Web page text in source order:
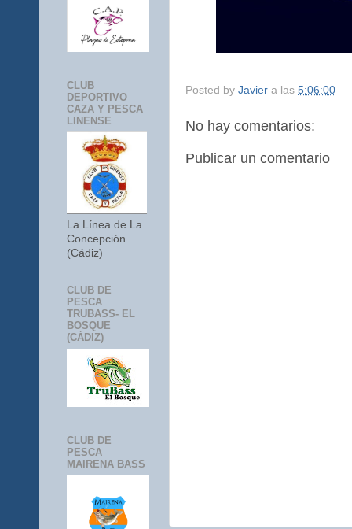
Posted by Javier a las 5:06:00
No hay comentarios:
Publicar un comentario
CLUB
DEPORTIVO
CAZA Y PESCA
LINENSE
La Línea de La
Concepción
(Cádiz)
CLUB DE
PESCA
TRUBASS- EL
BOSQUE
(CÁDIZ)
CLUB DE
PESCA
MAIRENA BASS